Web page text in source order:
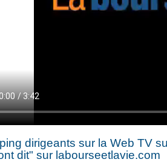
dirigeants sur la Web TV
dit" sur labourseetlavie.com